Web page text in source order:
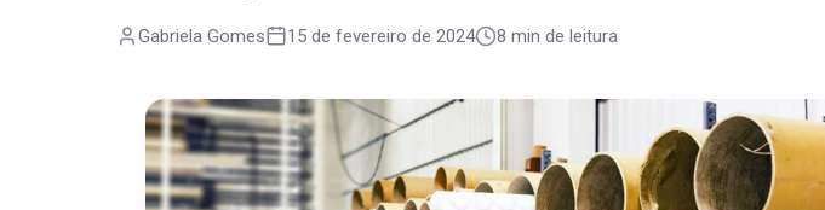
Gabriela Gomes 15 de fevereiro de 2024 8 min de leitura